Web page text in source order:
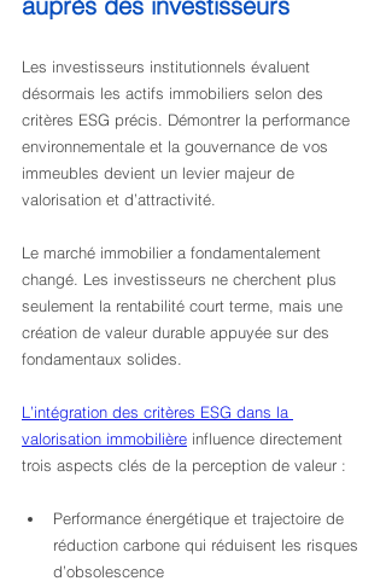
Les investisseurs institutionnels évaluent
désormais les actifs immobiliers selon des
critères ESG précis. Démontrer la performance
environnementale et la gouvernance de vos
immeubles devient un levier majeur de
valorisation et d’attractivité.
Le marché immobilier a fondamentalement
changé. Les investisseurs ne cherchent plus
seulement la rentabilité court terme, mais une
création de valeur durable appuyée sur des
fondamentaux solides.
L’intégration des critères ESG dans la
valorisation immobilière influence directement
trois aspects clés de la perception de valeur :
Performance énergétique et trajectoire de
réduction carbone qui réduisent les risques
d’obsolescence